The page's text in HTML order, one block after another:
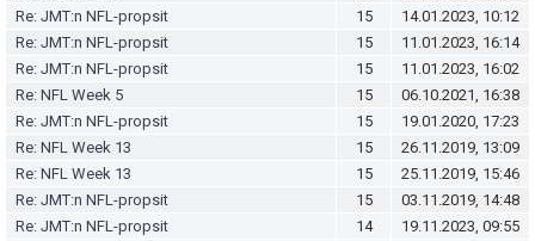
Re: JMT:n NFL-propsit
15
14.01.2023, 10:12
Re: JMT:n NFL-propsit
15
11.01.2023, 16:14
Re: JMT:n NFL-propsit
15
11.01.2023, 16:02
Re: NFL Week 5
15
06.10.2021, 16:38
Re: JMT:n NFL-propsit
15
19.01.2020, 17:23
Re: NFL Week 13
15
26.11.2019, 13:09
Re: NFL Week 13
15
25.11.2019, 15:46
Re: JMT:n NFL-propsit
15
03.11.2019, 14:48
Re: JMT:n NFL-propsit
14
19.11.2023, 09:55